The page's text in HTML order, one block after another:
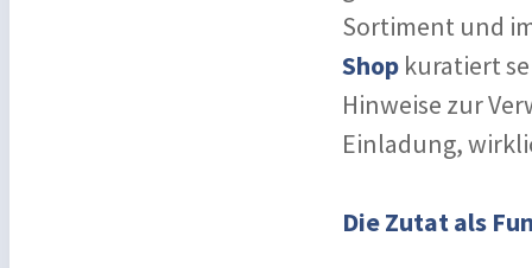
Sortiment und
Shop kuratiert
Hinweise zur
Einladung,
Die Zutat als